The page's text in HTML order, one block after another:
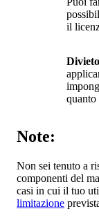
il
quanto
Note:
Non sei tenuto a
componenti del
casi in cui il tuo
limitazione